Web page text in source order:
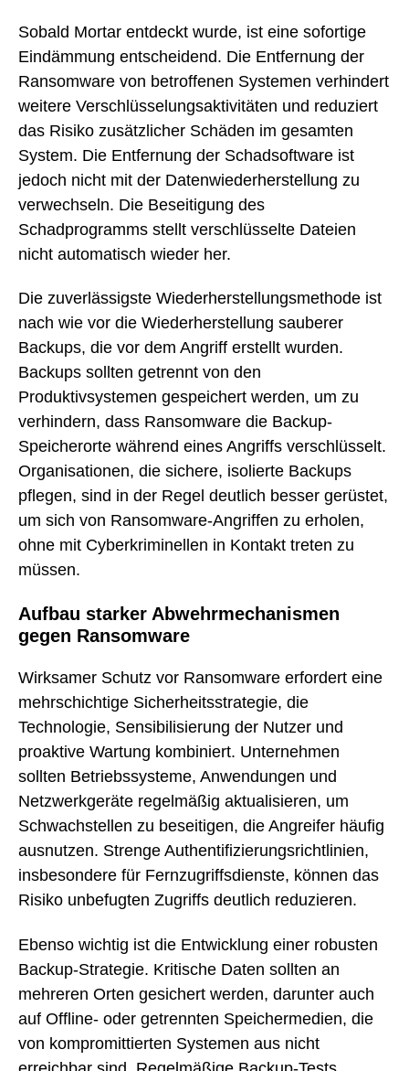
Sobald Mortar entdeckt wurde, ist eine sofortige
Eindämmung entscheidend. Die Entfernung der
Ransomware von betroffenen Systemen verhindert
weitere Verschlüsselungsaktivitäten und reduziert
das Risiko zusätzlicher Schäden im gesamten
System. Die Entfernung der Schadsoftware ist
jedoch nicht mit der Datenwiederherstellung zu
verwechseln. Die Beseitigung des
Schadprogramms stellt verschlüsselte Dateien
nicht automatisch wieder her.
Die zuverlässigste Wiederherstellungsmethode ist
nach wie vor die Wiederherstellung sauberer
Backups, die vor dem Angriff erstellt wurden.
Backups sollten getrennt von den
Produktivsystemen gespeichert werden, um zu
verhindern, dass Ransomware die Backup-
Speicherorte während eines Angriffs verschlüsselt.
Organisationen, die sichere, isolierte Backups
pflegen, sind in der Regel deutlich besser gerüstet,
um sich von Ransomware-Angriffen zu erholen,
ohne mit Cyberkriminellen in Kontakt treten zu
müssen.
Aufbau starker Abwehrmechanismen
gegen Ransomware
Wirksamer Schutz vor Ransomware erfordert eine
mehrschichtige Sicherheitsstrategie, die
Technologie, Sensibilisierung der Nutzer und
proaktive Wartung kombiniert. Unternehmen
sollten Betriebssysteme, Anwendungen und
Netzwerkgeräte regelmäßig aktualisieren, um
Schwachstellen zu beseitigen, die Angreifer häufig
ausnutzen. Strenge Authentifizierungsrichtlinien,
insbesondere für Fernzugriffsdienste, können das
Risiko unbefugten Zugriffs deutlich reduzieren.
Ebenso wichtig ist die Entwicklung einer robusten
Backup-Strategie. Kritische Daten sollten an
mehreren Orten gesichert werden, darunter auch
auf Offline- oder getrennten Speichermedien, die
von kompromittierten Systemen aus nicht